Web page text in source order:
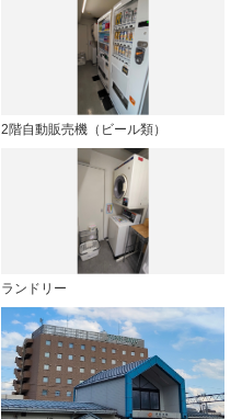
2階自動販売機（ビール類）
ランドリー